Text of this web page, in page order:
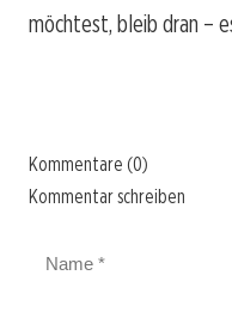
möchtest, bleib dran –
Kommentare (0)
Kommentar schreiben